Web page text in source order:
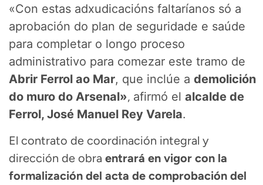
«Con estas adxudicacións faltaríanos só a
aprobación do plan de seguridade e saúde
para completar o longo proceso
administrativo para comezar este tramo de
Abrir Ferrol ao Mar, que inclúe a demolición
do muro do Arsenal», afirmó el alcalde de
Ferrol, José Manuel Rey Varela.
El contrato de coordinación integral y
dirección de obra entrará en vigor con la
formalización del acta de comprobación del